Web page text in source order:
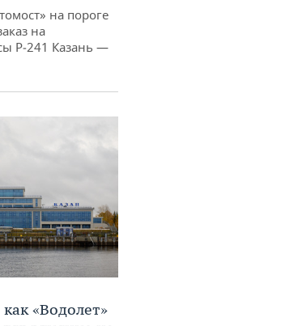
на пороге
на
Р‑241 Казань —
«Водолет»